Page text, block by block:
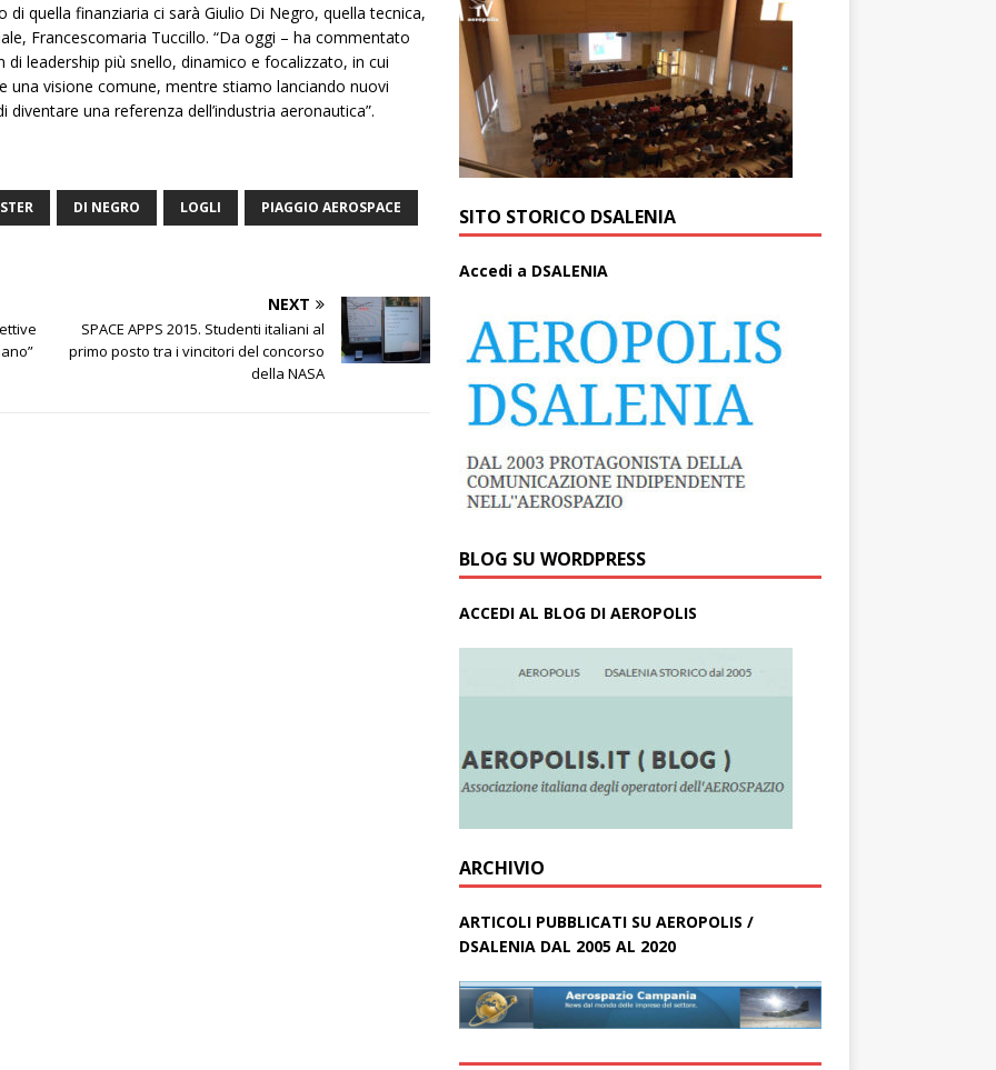
quella finanziaria ci sarà Giulio Di Negro, quella tecnica,
Francescomaria Tuccillo. “Da oggi – ha commentato
leadership più snello, dinamico e focalizzato, in cui
una visione comune, mentre stiamo lanciando nuovi
una referenza dell’industria aeronautica”.
DI NEGRO LOGLI PIAGGIO AEROSPACE
NEXT
SPACE APPS 2015. Studenti italiani al
primo posto tra i vincitori del concorso
della NASA
SITO STORICO DSALENIA
Accedi a DSALENIA
BLOG SU WORDPRESS
ACCEDI AL BLOG DI AEROPOLIS
ARCHIVIO
ARTICOLI PUBBLICATI SU AEROPOLIS /
DSALENIA DAL 2005 AL 2020